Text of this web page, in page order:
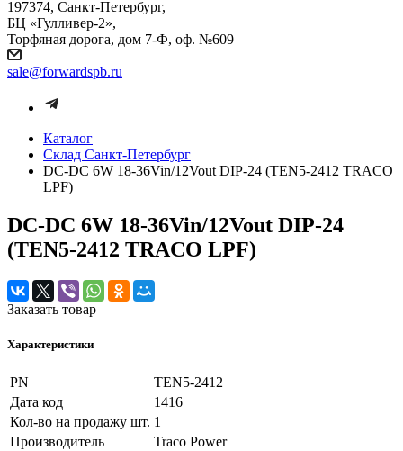
197374, Санкт-Петербург,
БЦ «Гулливер-2»,
Торфяная дорога, дом 7-Ф, оф. №609
sale@forwardspb.ru
Каталог
Cклад Санкт-Петербург
DC-DC 6W 18-36Vin/12Vout DIP-24 (TEN5-2412 TRACO
LPF)
DC-DC 6W 18-36Vin/12Vout DIP-24
(TEN5-2412 TRACO LPF)
Заказать товар
Характеристики
PN
TEN5-2412
Дата код
1416
Кол-во на продажу шт. 1
Производитель
Traco Power